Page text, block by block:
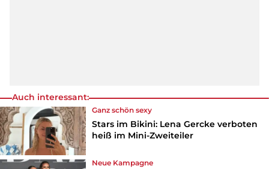
Auch interessant:
Ganz schön sexy
Stars im Bikini: Lena Gercke verboten
heiß im Mini-Zweiteiler
Neue Kampagne